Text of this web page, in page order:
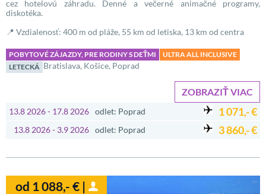
cez hotelovú záhradu. Denné a večerné animačné programy,
diskotéka.
📍 Vzdialenosť: 400 m od pláže, 55 km od letiska, 13 km od centra
POBYTOVÉ ZÁJAZDY, PRE RODINY S DEŤMI
ULTRA ALL INCLUSIVE
LETECKÁ Bratislava, Košice, Poprad
ZOBRAZIŤ VIAC
13.8 2026 - 17.8 2026 odlet: Poprad 1 071,- €
13.8 2026 - 3.9 2026 odlet: Poprad 3 860,- €
od 1 088,- € |